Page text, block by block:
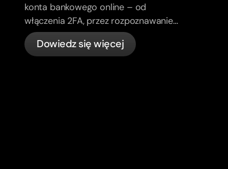
konta bankowego online – od
włączenia 2FA, przez rozpoznawanie
phishing, kontrolę kart, aż po to, co
bunq załatwia automatycznie.
Dowiedz się więcej